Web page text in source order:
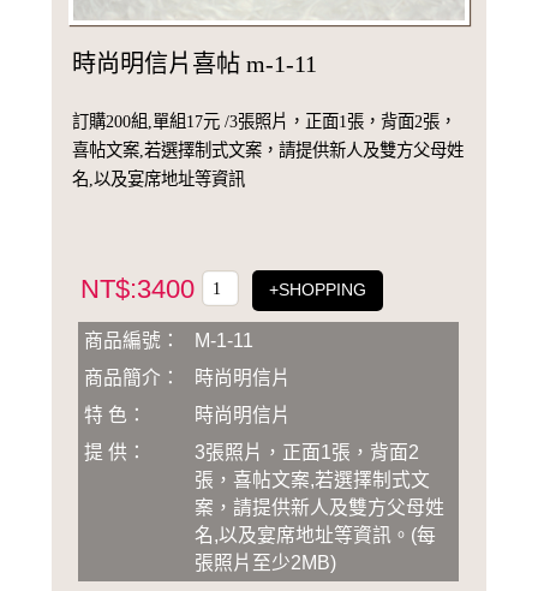
時尚明信片喜帖 m-1-11
訂購200組,單組17元 /3張照片，正面1張，背面2張，
喜帖文案,若選擇制式文案，請提供新人及雙方父母姓
名,以及宴席地址等資訊
NT$:3400 +SHOPPING
商品編號：
M-1-11
商品簡介：
時尚明信片
特 色：
時尚明信片
提 供：
3張照片，正面1張，背面2
張，喜帖文案,若選擇制式文
案，請提供新人及雙方父母姓
名,以及宴席地址等資訊 。 (每
張照片至少2MB)